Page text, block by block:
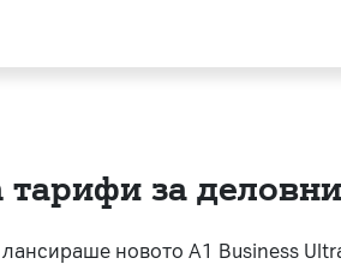
за
лансираше новото А1 Business